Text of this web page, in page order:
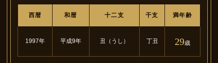
西暦 和暦 十二支 干支 満年齢
1997年 平成9年 丑（うし） 丁丑 29歳